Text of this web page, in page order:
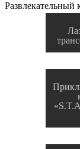
Развлекательный